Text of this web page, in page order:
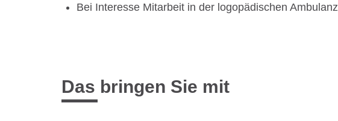
Bei Interesse Mitarbeit in der logopädischen Ambulanz
Das bringen Sie mit